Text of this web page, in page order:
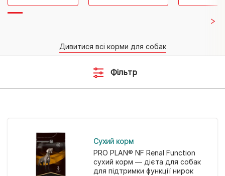
Дивитися всі корми для собак
Фільтр
Cухий корм
PRO PLAN® NF Renal Function
сухий корм — дієта для собак
для підтримки функції нирок